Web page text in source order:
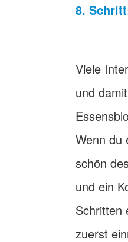
8.
Viele
und
Wenn du
schön
und ein
Schritten
zuerst